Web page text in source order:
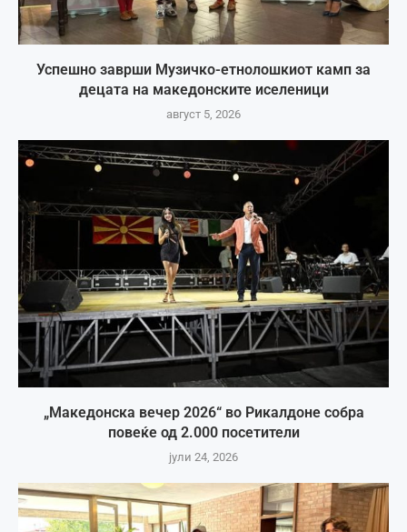
Успешно заврши Музичко-етнолошкиот камп за
децата на македонските иселеници
август 5, 2026
„Македонска вечер 2026“ во Рикалдоне собра
повеќе од 2.000 посетители
јули 24, 2026